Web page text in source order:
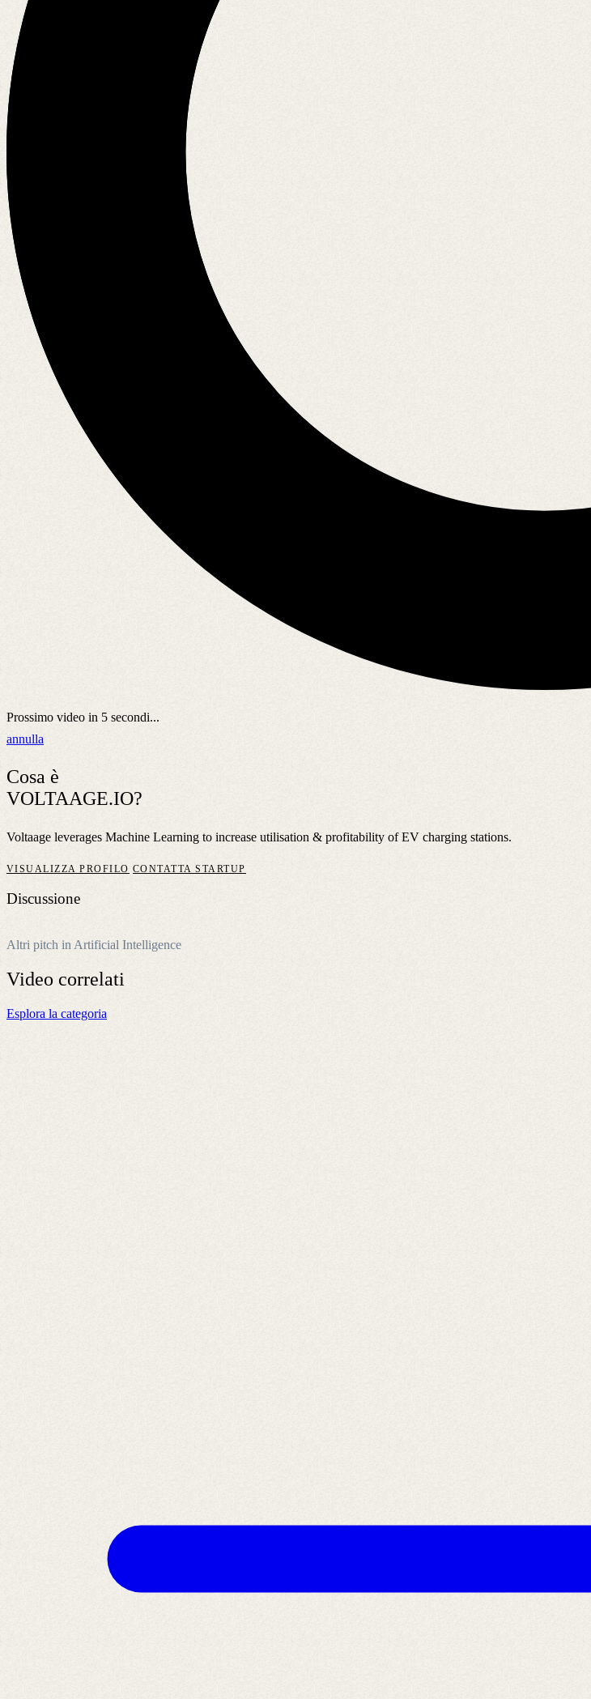
Prossimo video in 5 secondi...
annulla
Cosa è
VOLTAAGE.IO?
Voltaage leverages Machine Learning to increase utilisation & profitability of EV charging stations.
VISUALIZZA PROFILO CONTATTA STARTUP
Discussione
Altri pitch in Artificial Intelligence
Video correlati
Esplora la categoria